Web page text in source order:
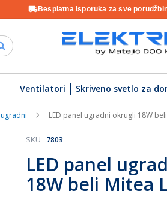
Besplatna isporuka za sve
Ventilatori Skriveno svetlo za
LED panel ugradni okrugli 18W
LED panel
18W beli Mitea
SKU 7803